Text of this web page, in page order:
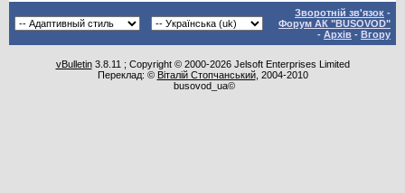
Зворотній зв'язок -
Форум АК "BUSOVOD"
- Архів - Вгору
vBulletin3.8.11 ; Copyright © 2000-2026 Jelsoft Enterprises Limited
Переклад: © Віталій Стопчанський, 2004-2010
busovod_ua©